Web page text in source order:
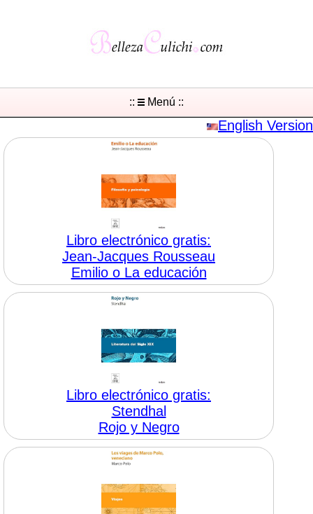
:: Menú ::
English Version
Libro electrónico gratis:
Jean-Jacques Rousseau
Emilio o La educación
Libro electrónico gratis:
Stendhal
Rojo y Negro